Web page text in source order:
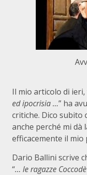
Il mio articolo di ieri,
ed ipocrisia …” ha
critiche. Dico subito
anche perché mi dà
efficacemente il mio
Dario Ballini scrive
“… le ragazze